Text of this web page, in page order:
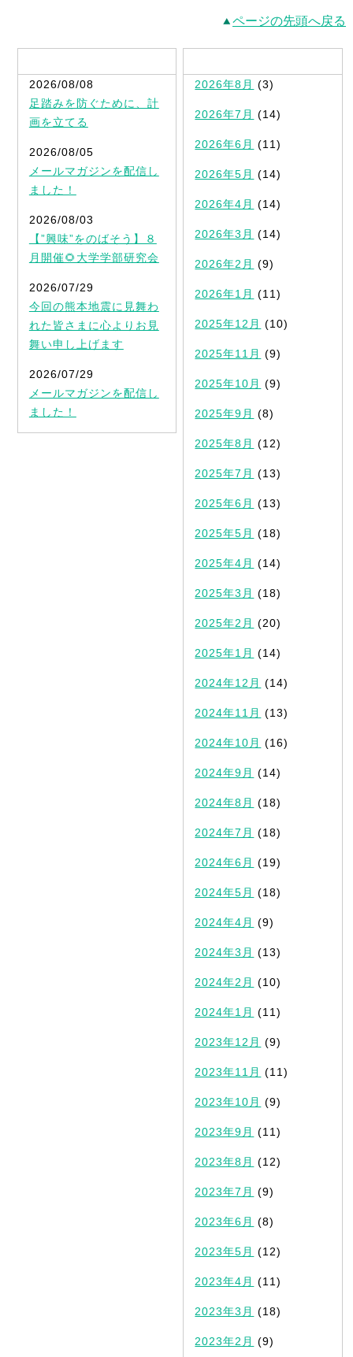
ページの先頭へ戻る
2026/08/08
足踏みを防ぐために、計
画を立てる
2026/08/05
メールマガジンを配信し
ました！
2026/08/03
【”興味”をのばそう】８
月開催🌻大学学部研究会
2026/07/29
今回の熊本地震に見舞わ
れた皆さまに心よりお見
舞い申し上げます
2026/07/29
メールマガジンを配信し
ました！
2026年8月 (3)
2026年7月 (14)
2026年6月 (11)
2026年5月 (14)
2026年4月 (14)
2026年3月 (14)
2026年2月 (9)
2026年1月 (11)
2025年12月 (10)
2025年11月 (9)
2025年10月 (9)
2025年9月 (8)
2025年8月 (12)
2025年7月 (13)
2025年6月 (13)
2025年5月 (18)
2025年4月 (14)
2025年3月 (18)
2025年2月 (20)
2025年1月 (14)
2024年12月 (14)
2024年11月 (13)
2024年10月 (16)
2024年9月 (14)
2024年8月 (18)
2024年7月 (18)
2024年6月 (19)
2024年5月 (18)
2024年4月 (9)
2024年3月 (13)
2024年2月 (10)
2024年1月 (11)
2023年12月 (9)
2023年11月 (11)
2023年10月 (9)
2023年9月 (11)
2023年8月 (12)
2023年7月 (9)
2023年6月 (8)
2023年5月 (12)
2023年4月 (11)
2023年3月 (18)
2023年2月 (9)